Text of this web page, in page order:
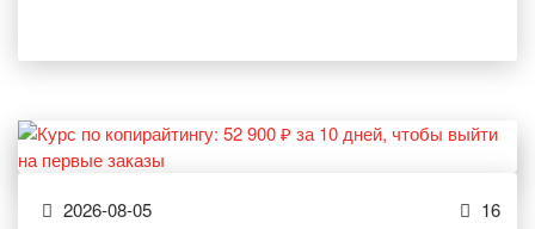
2026-08-05 16